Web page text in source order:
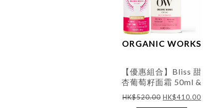
ORGANIC WORKS
【優惠組合】Bliss 甜
杏葡萄籽面霜 50ml &
有機Pro-水嫩修護爽
膚水100ml
HK$520.00 HK$410.00